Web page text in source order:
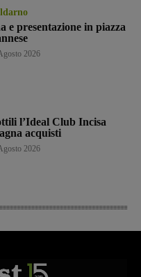
e presentazione in piazza
2026
l’Ideal Club Incisa
acquisti
2026